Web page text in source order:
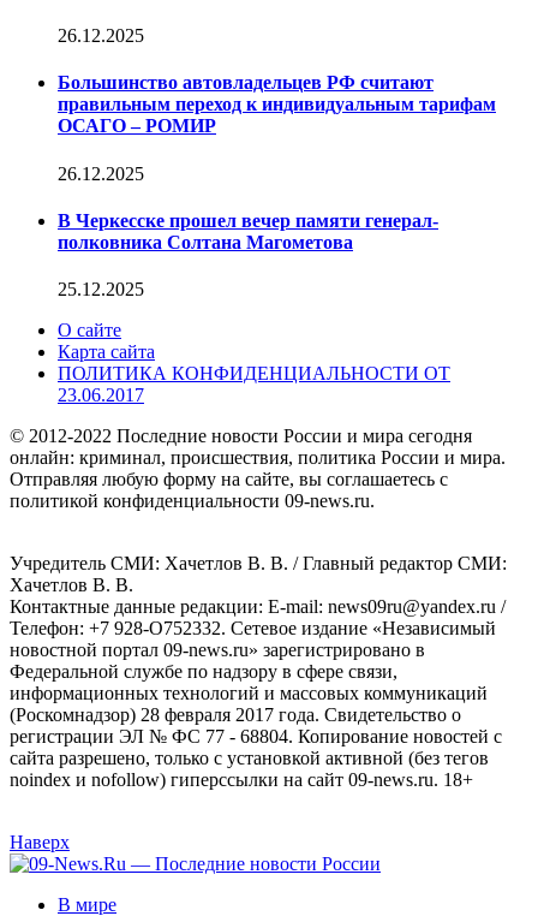
26.12.2025
Большинство автовладельцев РФ считают
правильным переход к индивидуальным тарифам
ОСАГО – РОМИР
26.12.2025
В Черкесске прошел вечер памяти генерал-
полковника Солтана Магометова
25.12.2025
О сайте
Карта сайта
ПОЛИТИКА КОНФИДЕНЦИАЛЬНОСТИ ОТ
23.06.2017
© 2012-2022 Последние новости России и мира сегодня
онлайн: криминал, происшествия, политика России и мира.
Отправляя любую форму на сайте, вы соглашаетесь с
политикой конфиденциальности 09-news.ru.
Учредитель СМИ: Хaчeтлoв B. B. / Главный редактор СМИ:
Хaчeтлoв B. B.
Контактные данные редакции: E-mail: news09ru@yandex.ru /
Телефон: +7 928-O752332. Сетевое издание «Независимый
новостной портал 09-news.ru» зарегистрировано в
Федеральной службе по надзору в сфере связи,
информационных технологий и массовых коммуникаций
(Роскомнадзор) 28 февраля 2017 года. Свидетельство о
регистрации ЭЛ № ФС 77 - 68804. Копирование новостей с
сайта разрешено, только с установкой активной (без тегов
noindex и nofollow) гиперссылки на сайт 09-news.ru. 18+
Наверх
В мире